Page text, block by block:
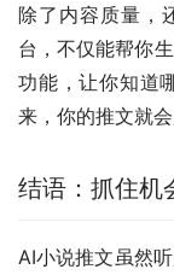
除了内容质量，
台，不仅能帮你
功能，让你知道
来，你的推文就
结语：抓住机
AI小说推文虽然